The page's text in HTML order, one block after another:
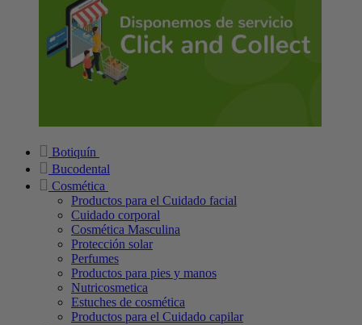
Botiquín
Bucodental
Cosmética
Productos para el Cuidado facial
Cuidado corporal
Cosmética Masculina
Protección solar
Perfumes
Productos para pies y manos
Nutricosmetica
Estuches de cosmética
Productos para el Cuidado capilar